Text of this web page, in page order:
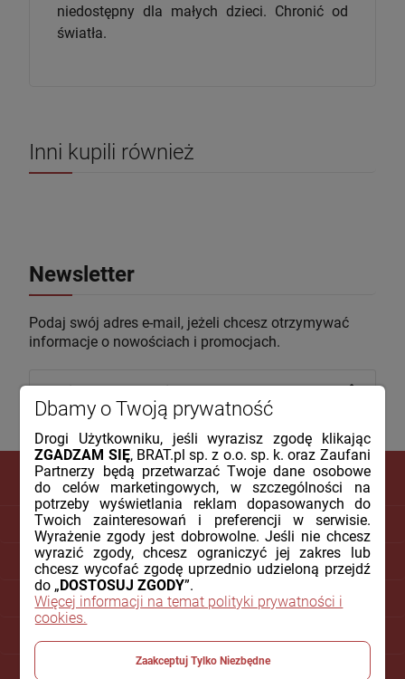
niedostępny dla małych dzieci. Chronić od
światła.
Inni kupili również
Newsletter
Podaj swój adres e-mail, jeżeli chcesz otrzymywać
informacje o nowościach i promocjach.
DLA KLIENTA
PŁATNOŚCI I DOSTAWA
INFORMACJE
POMOC
Dbamy o Twoją prywatność
Drogi Użytkowniku, jeśli wyrazisz zgodę klikając
ZGADZAM SIĘ, BRAT.pl sp. z o.o. sp. k. oraz Zaufani
Partnerzy będą przetwarzać Twoje dane osobowe
do celów marketingowych, w szczególności na
potrzeby wyświetlania reklam dopasowanych do
Twoich zainteresowań i preferencji w serwisie.
Wyrażenie zgody jest dobrowolne. Jeśli nie chcesz
wyrazić zgody, chcesz ograniczyć jej zakres lub
chcesz wycofać zgodę uprzednio udzieloną przejdź
do „ DOSTOSUJ ZGODY”.
Więcej informacji na temat polityki prywatności i
cookies.
Zaakceptuj Tylko Niezbędne